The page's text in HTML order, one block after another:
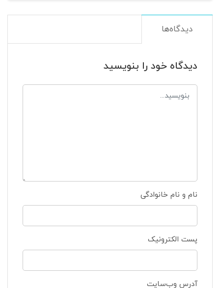
دیدگاه‌ها
دیدگاه خود را بنویسید
نام و نام خانوادگی
پست الکترونیک
آدرس وب‌سایت